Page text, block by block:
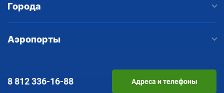
Города
Аэропорты
8 812336-16-88 Адреса и телефоны